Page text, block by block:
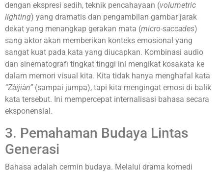
dengan ekspresi sedih, teknik pencahayaan (volumetric
lighting) yang dramatis dan pengambilan gambar jarak
dekat yang menangkap gerakan mata (micro-saccades)
sang aktor akan memberikan konteks emosional yang
sangat kuat pada kata yang diucapkan. Kombinasi audio
dan sinematografi tingkat tinggi ini mengikat kosakata ke
dalam memori visual kita. Kita tidak hanya menghafal kata
“Zàijiàn” (sampai jumpa), tapi kita mengingat emosi di balik
kata tersebut. Ini mempercepat internalisasi bahasa secara
eksponensial.
3. Pemahaman Budaya Lintas
Generasi
Bahasa adalah cermin budaya. Melalui drama komedi